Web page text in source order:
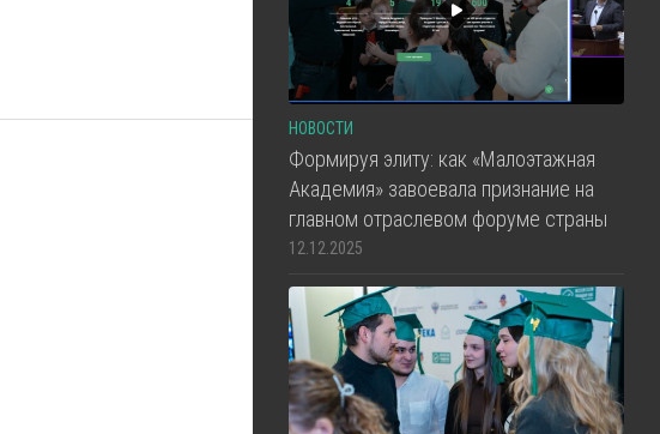
НОВОСТИ
Формируя элиту: как «Малоэтажная
Академия» завоевала признание на
главном отраслевом форуме страны
12.12.2025